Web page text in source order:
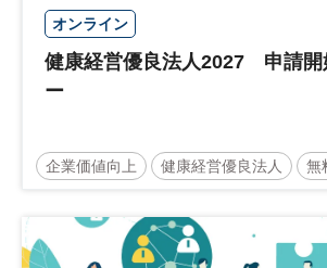
オンライン
健康経営優良法人2027 申請開
ー
企業価値向上 健康経営優良法人 無